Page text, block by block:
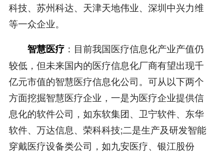
科技、苏州科达、天津天地伟业、深圳中兴力维
等一众企业。
智慧医疗：目前我国医疗信息化产业产值仍
较低，但未来国内的医疗信息化厂商有望出现千
亿元市值的智慧医疗信息化公司。可从以下两个
方面挖掘智慧医疗企业，一是为医疗企业提供信
息化的软件公司，如东软集团、卫宁软件、东华
软件、万达信息、荣科科技;二是生产及研发智能
穿戴医疗设备类公司，如九安医疗、银江股份